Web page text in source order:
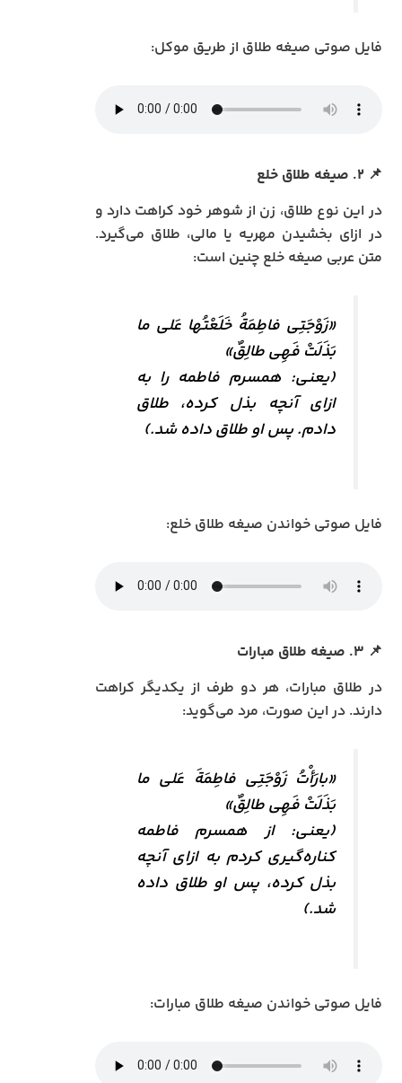
فایل صوتی صیغه طلاق از طریق موکل:
📌 ۲. صیغه طلاق خلع
در این نوع طلاق، زن از شوهر خود کراهت دارد و
در ازای بخشیدن مهریه یا مالی، طلاق می‌گیرد.
متن عربی صیغه خلع چنین است:
«زَوْجَتِی فاطِمَةُ خَلَعْتُها عَلی ما
بَذَلَتْ فَهِی طالِقٌ»
(یعنی: همسرم فاطمه را به
ازای آنچه بذل کرده، طلاق
دادم. پس او طلاق داده شد.)
فایل صوتی خواندن صیغه طلاق خلع:
📌 ۳. صیغه طلاق مبارات
در طلاق مبارات، هر دو طرف از یکدیگر کراهت
دارند. در این صورت، مرد می‌گوید:
«بارَأْتُ زَوْجَتِی فاطِمَةَ عَلی ما
بَذَلَتْ فَهِی طالِقٌ»
(یعنی: از همسرم فاطمه
کناره‌گیری کردم به ازای آنچه
بذل کرده، پس او طلاق داده
شد.)
فایل صوتی خواندن صیغه طلاق مبارات: